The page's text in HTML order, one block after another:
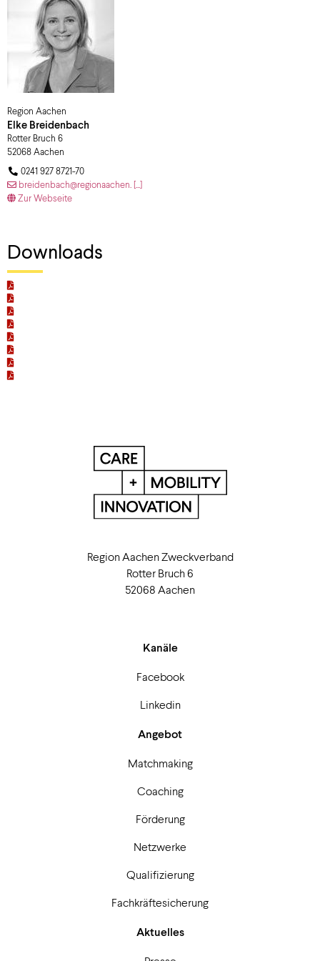
Region Aachen
Elke Breidenbach
Rotter Bruch 6
52068Aachen
0241 927 8721-70
breidenbach@regionaachen. [...]
Zur Webseite
Downloads
Region Aachen Zweckverband
Rotter Bruch 6
52068 Aachen
Kanäle
Facebook
Linkedin
Angebot
Matchmaking
Coaching
Förderung
Netzwerke
Qualifizierung
Fachkräftesicherung
Aktuelles